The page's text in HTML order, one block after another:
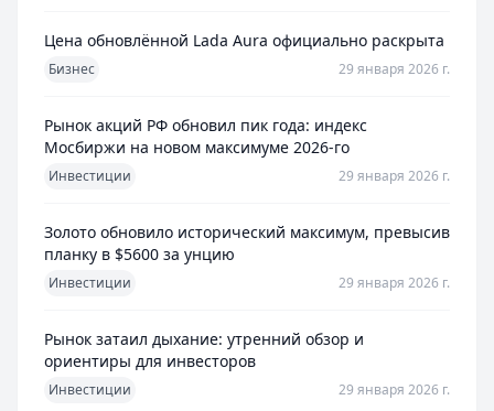
Цена обновлённой Lada Aura официально раскрыта
Бизнес 29 января 2026 г.
Рынок акций РФ обновил пик года: индекс
Мосбиржи на новом максимуме 2026-го
Инвестиции 29 января 2026 г.
Золото обновило исторический максимум, превысив
планку в $5600 за унцию
Инвестиции 29 января 2026 г.
Рынок затаил дыхание: утренний обзор и
ориентиры для инвесторов
Инвестиции 29 января 2026 г.